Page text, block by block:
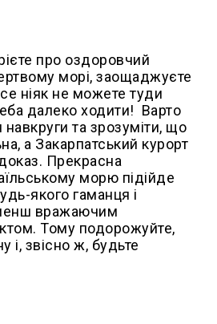
про оздоровчий
морі, заощаджуєте
ніяк не можете туди
далеко ходити! Варто
та зрозуміти, що
а Закарпатський курорт
Прекрасна
морю підійде
якого гаманця і
вражаючим
Тому подорожуйте,
і, звісно ж, будьте